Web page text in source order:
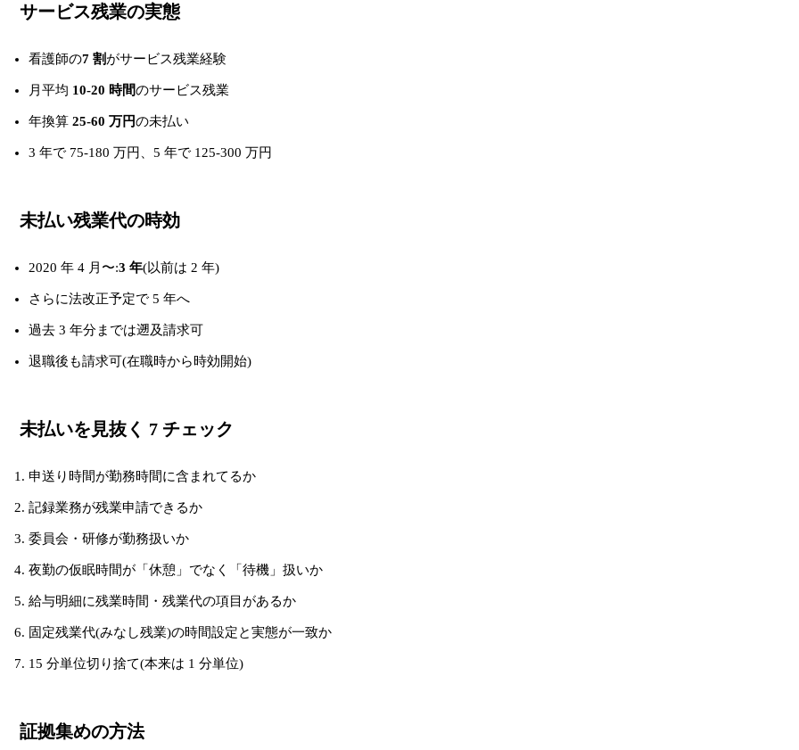
サービス残業の実態
看護師の7 割がサービス残業経験
月平均 10-20 時間のサービス残業
年換算 25-60 万円の未払い
3 年で 75-180 万円、5 年で 125-300 万円
未払い残業代の時効
2020 年 4 月〜:3 年(以前は 2 年)
さらに法改正予定で 5 年へ
過去 3 年分までは遡及請求可
退職後も請求可(在職時から時効開始)
未払いを見抜く 7 チェック
申送り時間が勤務時間に含まれてるか
記録業務が残業申請できるか
委員会・研修が勤務扱いか
夜勤の仮眠時間が「休憩」でなく「待機」扱いか
給与明細に残業時間・残業代の項目があるか
固定残業代(みなし残業)の時間設定と実態が一致か
15 分単位切り捨て(本来は 1 分単位)
証拠集めの方法